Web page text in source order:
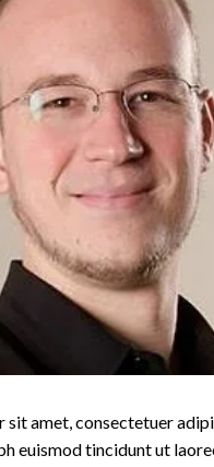
sit amet, consectetuer
euismod tincidunt ut